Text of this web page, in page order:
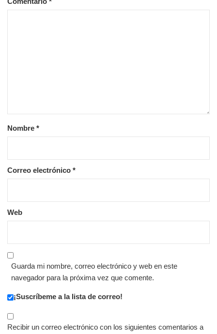
Nombre *
Correo electrónico *
Web
Guarda mi nombre, correo electrónico y web en este
navegador para la próxima vez que comente.
¡Suscríbeme a la lista de correo!
Recibir un correo electrónico con los siguientes comentarios a